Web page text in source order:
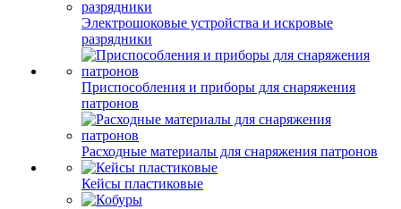
Электрошоковые устройства и искровые
разрядники
Приспособления и приборы для снаряжения
патронов
Расходные материалы для снаряжения патронов
Кейсы пластиковые